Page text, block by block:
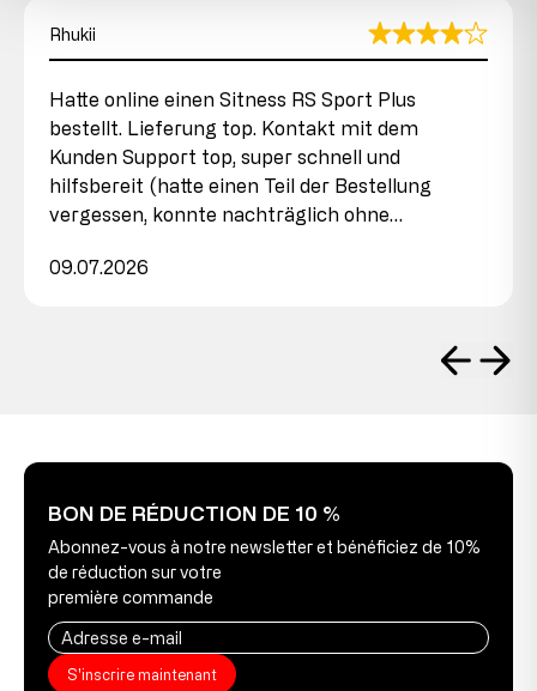
Rhukii
Hatte online einen Sitness RS Sport Plus
bestellt. Lieferung top. Kontakt mit dem
Kunden Support top, super schnell und
hilfsbereit (hatte einen Teil der Bestellung
vergessen, konnte nachträglich ohne…
09.07.2026
BON DE RÉDUCTION DE 10 %
Abonnez-vous à notre newsletter et bénéficiez de 10%
de réduction sur votre
première commande
S'inscrire maintenant